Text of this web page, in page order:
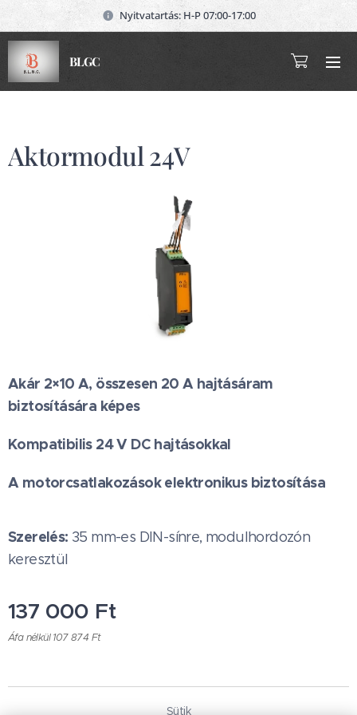
Nyitvatartás: H-P 07:00-17:00
BLGC
Aktormodul 24V
Akár 2×10 A, összesen 20 A hajtásáram
biztosítására képes
Kompatibilis 24 V DC hajtásokkal
A motorcsatlakozások elektronikus biztosítása
Szerelés: 35 mm-es DIN-sínre, modulhordozón
keresztül
137 000 Ft
Áfa nélkül 107 874 Ft
Sütik